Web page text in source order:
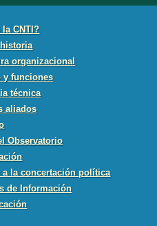
la CNTI?
organizacional
y funciones
técnica
aliados
Observatorio
a la concertación política
de Información